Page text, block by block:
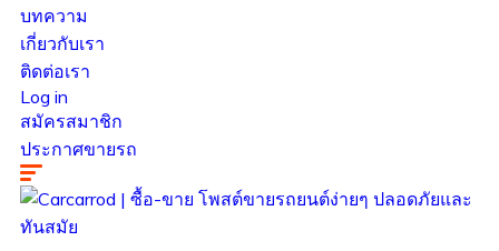
บทความ
เกี่ยวกับเรา
ติดต่อเรา
Log in
สมัครสมาชิก
ประกาศขายรถ